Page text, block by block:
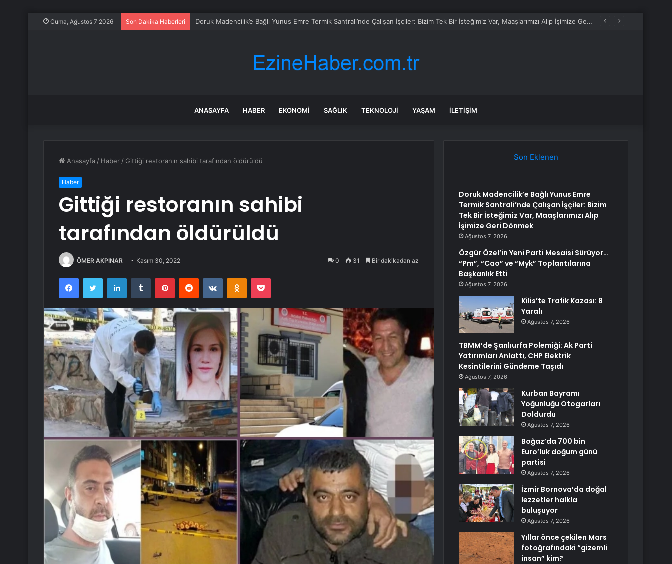
Cuma, Ağustos 7 2026 Son Dakika Haberleri Doruk Madencilik’e Bağlı Yunus Emre Termik Santrali’nde Çalışan İşçiler: Bizim Tek Bir İsteğimiz Var, Maaşlarımızı Alıp İşimize Geri Dönmek
ANASAYFA HABER EKONOMI SAĞLIK TEKNOLOJI YAŞAM İLETIŞIM
Anasayfa / Haber / Gittiği restoranın sahibi tarafından öldürüldü
Haber
Gittiği restoranın sahibi
tarafından öldürüldü
ÖMER AKPINAR Kasım 30, 2022 0 31 Bir dakikadan az
FacebookTwitter LinkedInTumblr PinterestReddit VKontakteOdnoklassniki
Pocket
Son Eklenen
Doruk Madencilik’e Bağlı Yunus Emre
Termik Santrali’nde Çalışan İşçiler: Bizim
Tek Bir İsteğimiz Var, Maaşlarımızı Alıp
İşimize Geri Dönmek
Ağustos 7, 2026
Özgür Özel’in Yeni Parti Mesaisi Sürüyor…
“Pm”, “Cao” ve “Myk” Toplantılarına
Başkanlık Etti
Ağustos 7, 2026
Kilis’te Trafik Kazası: 8
Yaralı
Ağustos 7, 2026
TBMM’de Şanlıurfa Polemiği: Ak Parti
Yatırımları Anlattı, CHP Elektrik
Kesintilerini Gündeme Taşıdı
Ağustos 7, 2026
Kurban Bayramı
Yoğunluğu Otogarları
Doldurdu
Ağustos 7, 2026
Boğaz’da 700 bin
Euro’luk doğum günü
partisi
Ağustos 7, 2026
İzmir Bornova’da doğal
lezzetler halkla
buluşuyor
Ağustos 7, 2026
Yıllar önce çekilen Mars
fotoğrafındaki “gizemli
insan” kim?